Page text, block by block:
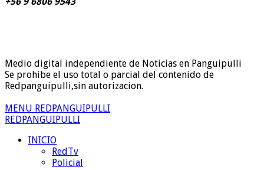
Medio digital independiente de Noticias en Panguipulli
Se prohibe el uso total o parcial del contenido de
Redpanguipulli,sin autorizacion.
MENU REDPANGUIPULLI
REDPANGUIPULLI
INICIO
RedTv
Policial